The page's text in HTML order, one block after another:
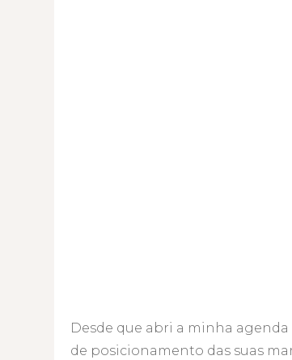
Desde que abri a minha
de posicionamento das suas